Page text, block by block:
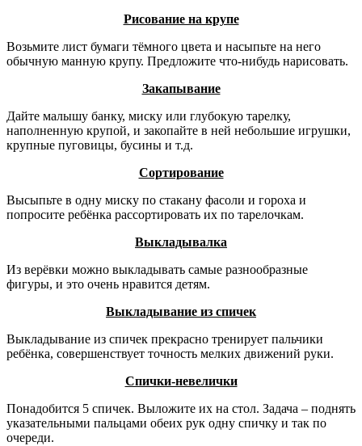
Рисование на крупе
Возьмите лист бумаги тёмного цвета и насыпьте на него
обычную манную крупу. Предложите что-нибудь нарисовать.
Закапывание
Дайте малышу банку, миску или глубокую тарелку,
наполненную крупой, и закопайте в ней небольшие игрушки,
крупные пуговицы, бусины и т.д.
Сортирование
Высыпьте в одну миску по стакану фасоли и гороха и
попросите ребёнка рассортировать их по тарелочкам.
Выкладывалка
Из верёвки можно выкладывать самые разнообразные
фигуры, и это очень нравится детям.
Выкладывание из спичек
Выкладывание из спичек прекрасно тренирует пальчики
ребёнка, совершенствует точность мелких движений руки.
Спички-невелички
Понадобится 5 спичек. Выложите их на стол. Задача – поднять
указательными пальцами обеих рук одну спичку и так по
очереди.